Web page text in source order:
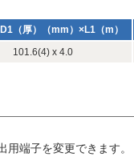
（厚）（mm）×L1（m）
101.6(4) x 4.0
用端子を変更できます。